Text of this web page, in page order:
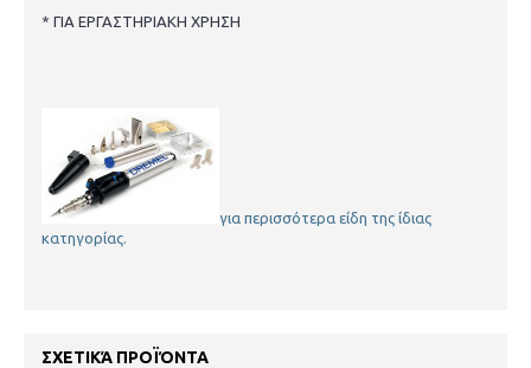
* ΓΙΑ ΕΡΓΑΣΤΗΡΙΑΚΗ ΧΡΗΣΗ
για περισσότερα είδη της ίδιας
κατηγορίας.
ΣΧΕΤΙΚΆ ΠΡΟΪΌΝΤΑ